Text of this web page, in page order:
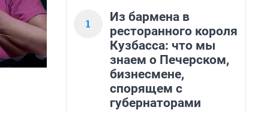
1
Из бармена в
ресторанного короля
Кузбасса: что мы
знаем о Печерском,
бизнесмене,
спорящем с
губернаторами